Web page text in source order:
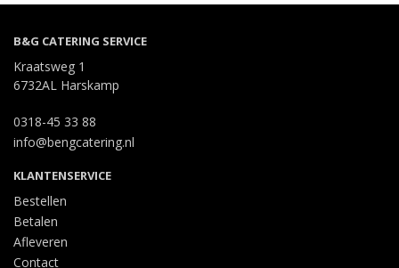
B&G CATERING SERVICE
Kraatsweg 1
6732AL Harskamp
0318-45 33 88
info@bengcatering.nl
KLANTENSERVICE
Bestellen
Betalen
Afleveren
Contact